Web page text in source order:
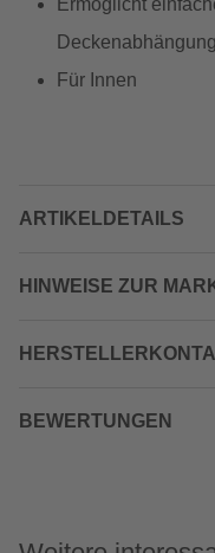
Ermöglicht
Deckenabhängung
Für Innen
ARTIKELDETAILS
HINWEISE ZUR
BEWERTUNGEN